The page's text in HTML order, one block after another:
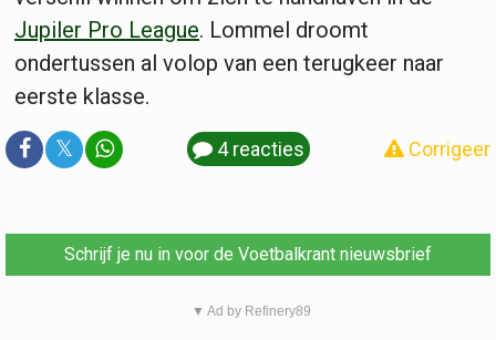
Jupiler Pro League. Lommel droomt
ondertussen al volop van een terugkeer naar
eerste klasse.
𝕏 4 reacties Corrigeer
Schrijf je nu in voor de Voetbalkrant nieuwsbrief
▼ Ad by Refinery89